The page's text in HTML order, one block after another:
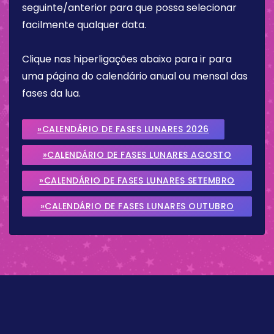
seguinte/anterior para que possa selecionar
facilmente qualquer data.
Clique nas hiperligações abaixo para ir para
uma página do calendário anual ou mensal das
fases da lua.
»CALENDÁRIO DE FASES LUNARES 2026
»CALENDÁRIO DE FASES LUNARES AGOSTO
2026
»CALENDÁRIO DE FASES LUNARES SETEMBRO
2026
»CALENDÁRIO DE FASES LUNARES OUTUBRO